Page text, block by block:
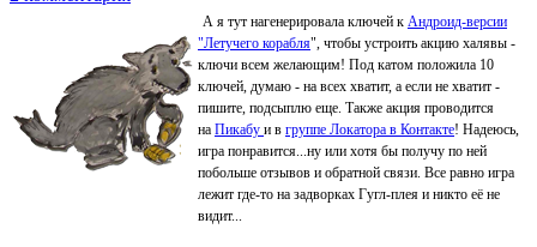
А я тут нагенерировала ключей к Андроид-версии
"Летучего корабля", чтобы устроить акцию халявы -
ключи всем желающим! Под катом положила 10
ключей, думаю - на всех хватит, а если не хватит -
пишите, подсыплю еще. Также акция проводится
на Пикабу и в группе Локатора в Контакте! Надеюсь,
игра понравится...ну или хотя бы получу по ней
побольше отзывов и обратной связи. Все равно игра
лежит где-то на задворках Гугл-плея и никто её не
видит...